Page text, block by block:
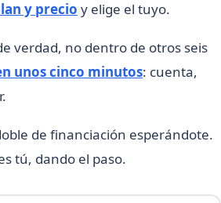
y precio y elige el tuyo.
verdad, no dentro de otros seis
unos cinco minutos: cuenta,
de financiación esperándote.
tú, dando el paso.